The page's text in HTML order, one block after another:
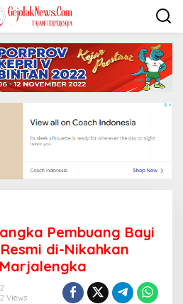
Pembuang Bayi
di-Nikahkan
Views